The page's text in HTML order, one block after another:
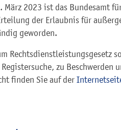
2023 ist das Bundesamt
der Erlaubnis für
geworden.
Rechtsdienstleistungsgesetz
zu Beschwerden
finden Sie auf der